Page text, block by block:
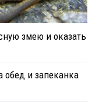
змею и оказать
обед и запеканка